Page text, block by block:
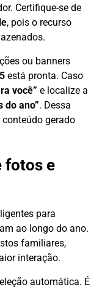
Certifique-se de
, pois o recurso
ou banners
está pronta. Caso
você” e localize a
do ano”. Dessa
gerado
fotos e
para
ao longo do ano.
familiares,
interação.
automática. É